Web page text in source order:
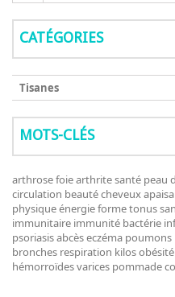
CATÉGORIES
Tisanes
MOTS-CLÉS
arthrosefoiearthritesanté peau
circulation beautécheveux
physiqueénergieformetonus
immunitaire immunité bactérie
psoriasisabcèseczéma poumons
bronches respiration kilosobésité
hémorroïdesvarices pommade